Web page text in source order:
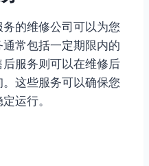
的维修公司可以为您
常包括一定期限内的
服务则可以在维修后
这些服务可以确保您
运行。